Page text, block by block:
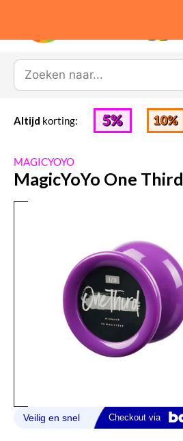
Altijd korting:
MAGICYOYO
MagicYoYo One Third